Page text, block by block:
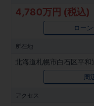
4,780万円 (税込)
ロー
所在地
北海道札幌市白石区平
周
アクセス